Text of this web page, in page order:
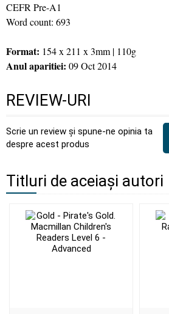
CEFR Pre-A1
Word count: 693
Format: 154 x 211 x 3mm | 110g
Anul aparitiei: 09 Oct 2014
REVIEW-URI
Scrie un review și spune-ne opinia ta
despre acest produs
Titluri de aceiași autori